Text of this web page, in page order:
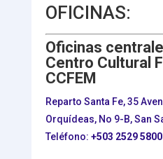
OFICINAS:
Oficinas
Centro Cultural
CCFEM
Reparto Santa Fe, 35
Orquídeas, No 9-B, San
Teléfono: +503 2529 5800